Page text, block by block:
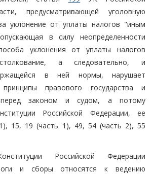
предусматривающей уголовную
уклонение от уплаты налогов "иным
в силу неопределенности
уклонения от уплаты налогов
а следовательно, и
в ней нормы, нарушает
принципы правового государства и
перед законом и судом, а потому
Российской Федерации, ее
15, 19 (часть 1), 49, 54 (часть 2), 55
Российской Федерации
и сборы относятся к ведению